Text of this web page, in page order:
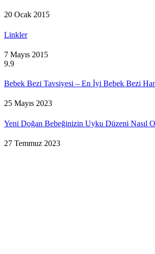
20 Ocak 2015
Linkler
7 Mayıs 2015
9.9
Bebek Bezi Tavsiyesi – En İyi Bebek Bezi
25 Mayıs 2023
Yeni Doğan Bebeğinizin Uyku Düzeni Nasıl
27 Temmuz 2023